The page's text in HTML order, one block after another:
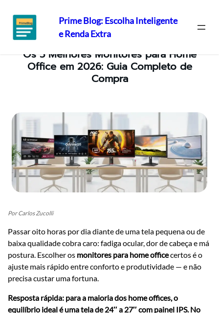
Prime Blog: Escolha Inteligente
e Renda Extra
Os 5 Melhores Monitores para Home
Office em 2026: Guia Completo de
Compra
Por Carlos Zucolli
Passar oito horas por dia diante de uma tela pequena ou de
baixa qualidade cobra caro: fadiga ocular, dor de cabeça e má
postura. Escolher os monitores para home officecertos é o
ajuste mais rápido entre conforto e produtividade — e não
precisa custar uma fortuna.
Resposta rápida: para a maioria dos home offices, o
equilíbrio ideal é uma tela de 24″ a 27″ com painel IPS. No